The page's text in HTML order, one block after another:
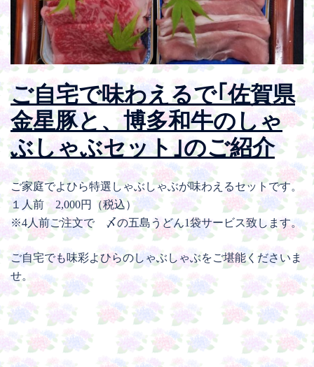
ご自宅で味わえるで｢佐賀県
金星豚と、博多和牛のしゃ
ぶしゃぶセット｣のご紹介
ご家庭でよひら特選しゃぶしゃぶが味わえるセットです。
１人前 2,000円（税込）
※4人前ご注文で 〆の五島うどん1袋サービス致します。
ご自宅でも味彩よひらのしゃぶしゃぶをご堪能くださいま
せ。